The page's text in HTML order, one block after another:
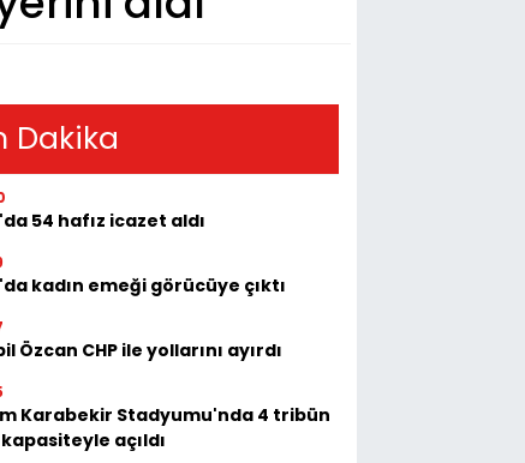
Dakika
54 hafız icazet aldı
kadın emeği görücüye çıktı
Özcan CHP ile yollarını ayırdı
Karabekir Stadyumu'nda 4 tribün
açıldı